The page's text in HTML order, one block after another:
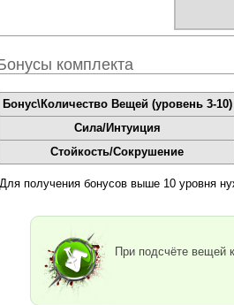
комплекта
Бонус\Количество Вещей (уровень 3-10)
Сила/Интуиция
Стойкость/Сокрушение
Для получения бонусов выше 10 уровня
При подсчёте вещей